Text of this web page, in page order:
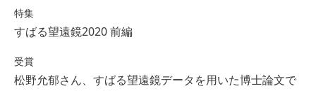
特集
すばる望遠鏡2020 前編
受賞
松野允郁さん、すばる望遠鏡データを用いた博士論文で